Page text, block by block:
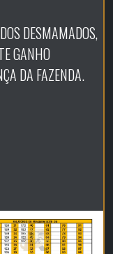
DESMAMADOS,
GANHO
DA FAZENDA.